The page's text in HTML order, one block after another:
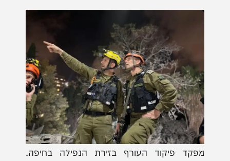
מפקד פיקוד העורף בזירת הנפילה בחיפה.